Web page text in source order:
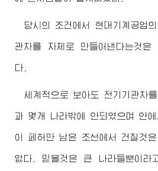
당시의 조건에서 현대기계공업
관차를 자체로 만들어낸다는것은
다.
세계적으로 보아도 전기기관차
과 몇개 나라밖에 안되였으며 안
이 페허만 남은 조선에서 건질것
없다. 믿을것은 큰 나라들뿐이라